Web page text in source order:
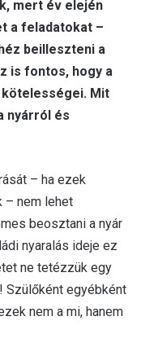
mert év elején
a feladatokat –
beilleszteni a
is fontos, hogy a
Mit
nyárról és
– ha ezek
– nem lehet
beosztani a nyár
nyaralás ideje ez
ne tetézzük egy
egyébként
nem a mi, hanem